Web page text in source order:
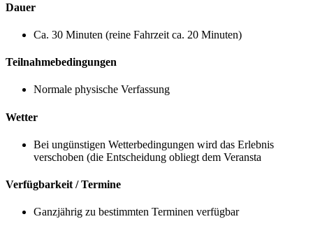
Dauer
Ca. 30 Minuten (reine Fahrzeit ca. 20 Minuten)
Teilnahmebedingungen
Normale physische Verfassung
Wetter
Bei ungünstigen Wetterbedingungen wird das Erlebnis
verschoben (die Entscheidung obliegt dem Veransta
Verfügbarkeit / Termine
Ganzjährig zu bestimmten Terminen verfügbar